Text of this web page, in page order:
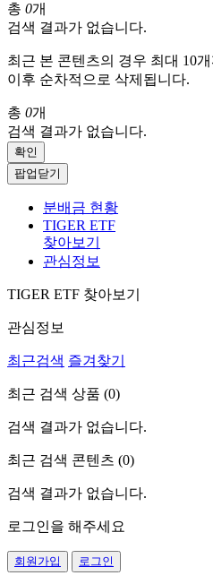
총 0개
검색 결과가 없습니다.
최근 본 콘텐츠의 경우 최대 10
이후 순차적으로 삭제됩니다.
총 0개
검색 결과가 없습니다.
확인
팝업닫기
분배금 현황
TIGER ETF
찾아보기
관심정보
TIGER ETF 찾아보기
관심정보
최근검색 즐겨찾기
최근 검색 상품 (0)
검색 결과가 없습니다.
최근 검색 콘텐츠 (0)
검색 결과가 없습니다.
로그인을 해주세요
회원가입 로그인